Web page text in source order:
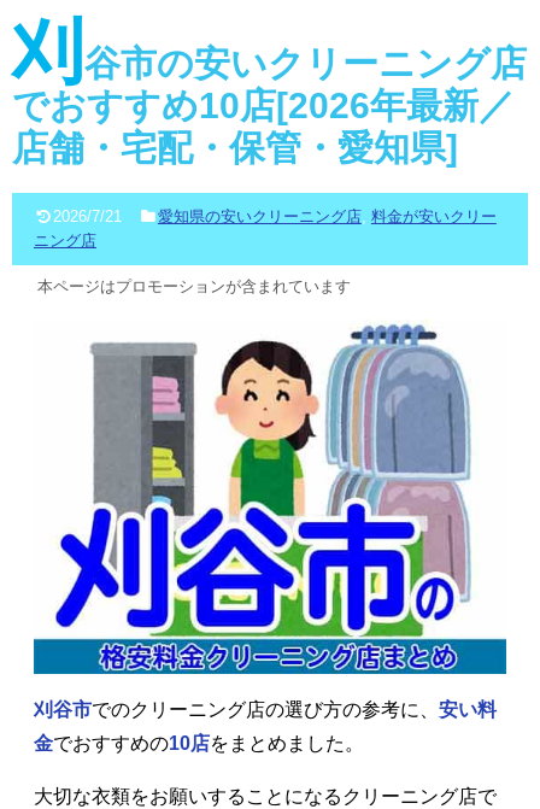
刈 谷市の安いクリーニング店
でおすすめ10店[2026年最新／
店舗・宅配・保管・愛知県]
2026/7/21 愛知県の安いクリーニング店, 料金が安いクリー
ニング店
本ページはプロモーションが含まれています
刈谷市でのクリーニング店の選び方の参考に、 安い料
金でおすすめの10店をまとめました。
大切な衣類をお願いすることになるクリーニング店で